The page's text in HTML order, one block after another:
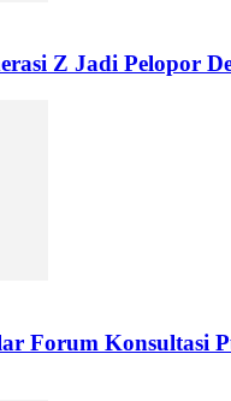
Z Jadi Pelopor
Forum Konsultasi